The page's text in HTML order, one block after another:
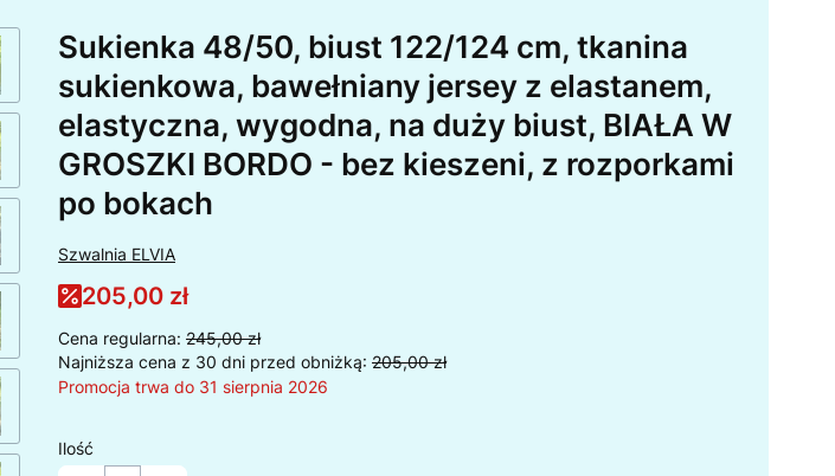
Sukienka 48/50, biust 122/124 cm, tkanina
sukienkowa, bawełniany jersey z elastanem,
elastyczna, wygodna, na duży biust, BIAŁA W
GROSZKI BORDO - bez kieszeni, z rozporkami
po bokach
Szwalnia ELVIA
205,00 zł
Cena regularna: 245,00 zł
Najniższa cena z 30 dni przed obniżką: 205,00 zł
Promocja trwa do 31 sierpnia 2026
Ilość